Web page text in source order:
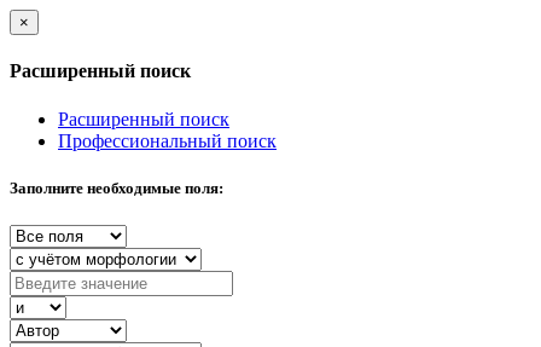
×
Расширенный поиск
Расширенный поиск
Профессиональный поиск
Заполните необходимые поля: